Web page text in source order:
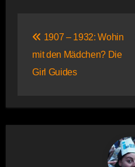
1907 – 1932: Wohin
mit den Mädchen? Die
Girl Guides